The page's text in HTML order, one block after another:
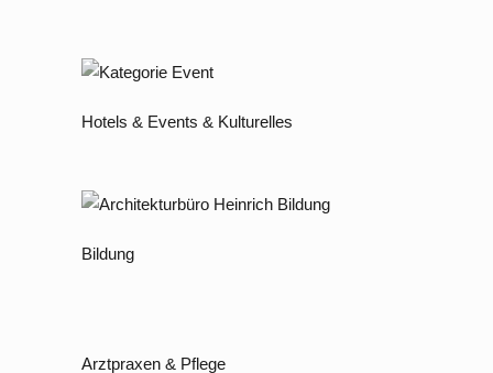
Hotels & Events & Kulturelles
Bildung
Arztpraxen & Pflege